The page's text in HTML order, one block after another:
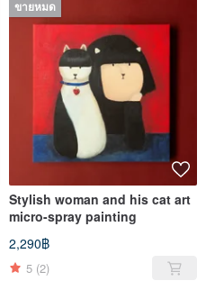
ขายหมด
Stylish woman and his cat art
micro-spray painting
2,290฿
5 (2)